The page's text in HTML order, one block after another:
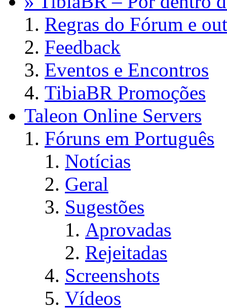
Regras do Fórum e
Feedback
Eventos e Encontros
TibiaBR Promoções
Taleon Online Servers
Fóruns em Português
Notícias
Geral
Sugestões
Aprovadas
Rejeitadas
Screenshots
Vídeos